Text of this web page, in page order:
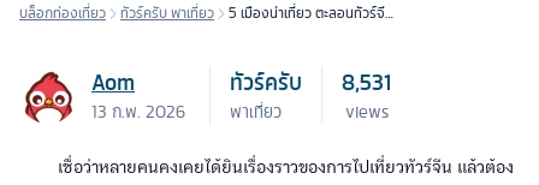
บล็อกท่องเที่ยว ทัวร์ครับ พาเที่ยว
5 เมืองน่าเที่ยว ตะลอนทัวร์จีน
Aom
13 ก.พ. 2026
ทัวร์ครับ
พาเที่ยว
8,531
views
เชื่อว่าหลายคนคงเคยได้ยินเรื่องราวของการไปเที่ยวทัวร์จีน แล้วต้อง